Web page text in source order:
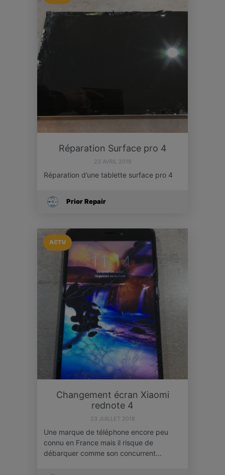
Réparation Surface pro 4
23 AVRIL 2019
Réparation d’une tablette surface pro 4
Prior Repair
ACTU
Changement écran Xiaomi
rednote 4
23 JUILLET 2018
Une marque de téléphone encore peu
connu en France mais il risque de
débarquer comme son concurrent…